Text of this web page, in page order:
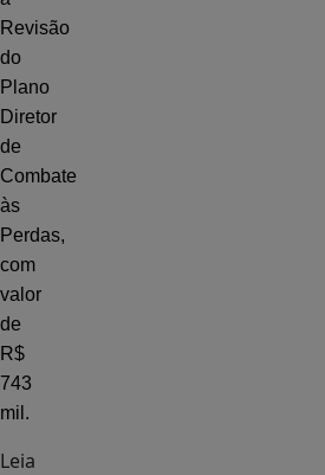
Revisão
do
Plano
Diretor
de
Combate
às
Perdas,
com
valor
de
R$
743
mil.
Leia